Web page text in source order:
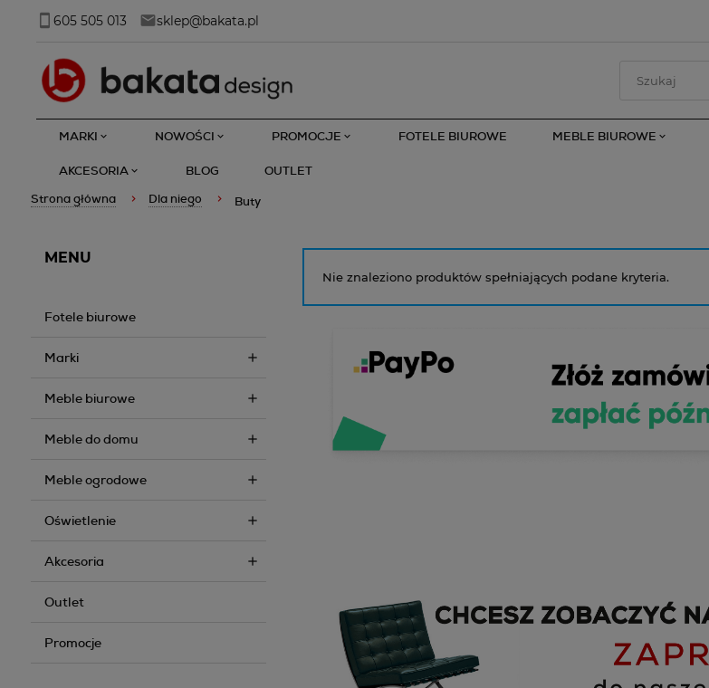
605 505 013 sklep@bakata.pl
MARKI NOWOŚCI PROMOCJE FOTELE BIUROWE MEBLE BIUROWE
AKCESORIA BLOG
OUTLET
Strona główna
Dla niego Buty
MENU
Fotele biurowe
Marki
Meble biurowe
Meble do domu
Meble ogrodowe
Oświetlenie
Akcesoria
Outlet
Promocje
Nie znaleziono produktów spełniających podane kryteria.